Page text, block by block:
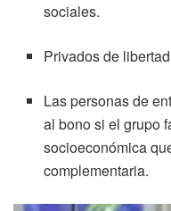
sociales.
Privados de
Las personas de
al bono si el grupo
socioeconómica
complementaria.